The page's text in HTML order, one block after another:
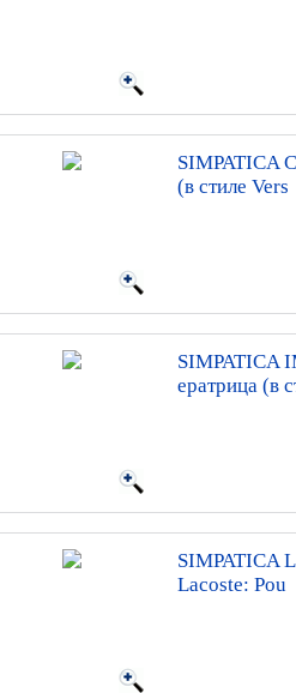
SIMPATICA
(в стиле Vers
SIMPATICA
ератрица (в
SIMPATICA
Lacoste: Pou